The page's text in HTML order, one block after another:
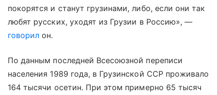
покорятся и станут грузинами, либо, если они так
любят русских, уходят из Грузии в Россию», —
говорил он.
По данным последней Всесоюзной переписи
населения 1989 года, в Грузинской ССР проживало
164 тысячи осетин. При этом примерно 65 тысяч